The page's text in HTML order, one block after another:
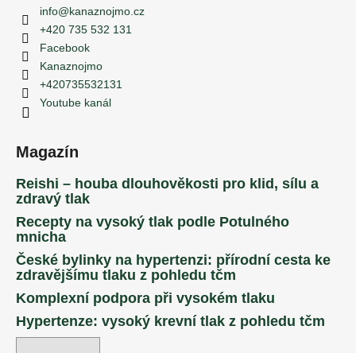
info@kanaznojmo.cz
+420 735 532 131
Facebook
Kanaznojmo
+420735532131
Youtube kanál
Magazín
Reishi – houba dlouhověkosti pro klid, sílu a
zdravý tlak
Recepty na vysoký tlak podle Potulného
mnicha
České bylinky na hypertenzi: přírodní cesta ke
zdravějšímu tlaku z pohledu tčm
Komplexní podpora při vysokém tlaku
Hypertenze: vysoký krevní tlak z pohledu tčm